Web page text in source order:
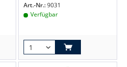
Art.-Nr.:9031
Verfügbar